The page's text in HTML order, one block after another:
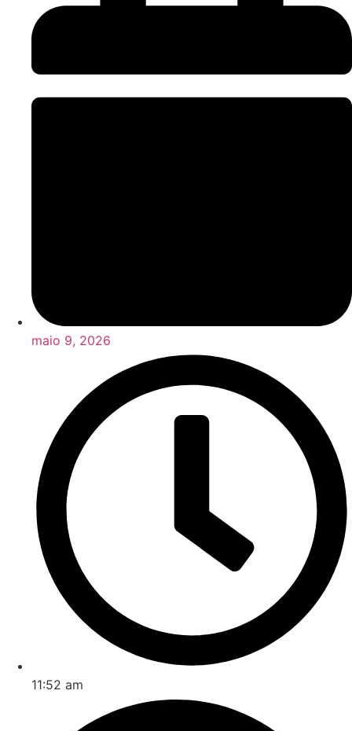
maio 9, 2026
11:52 am